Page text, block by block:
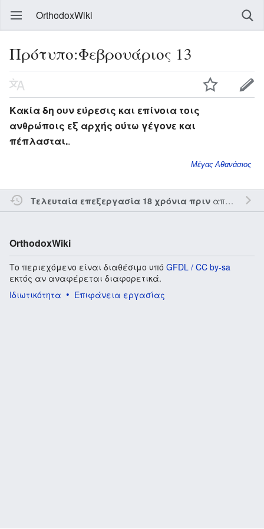
OrthodoxWiki
Πρότυπο:Φεβρουάριος 13
Κακία δη ουν εύρεσις και επίνοια τοις
ανθρώποις εξ αρχής ούτω γέγονε και
πέπλασται..
Μέγας Αθανάσιος
Τελευταία επεξεργασία 18 χρόνια πριναπό τον την
OrthodoxWiki
Το περιεχόμενο είναι διαθέσιμο υπό GFDL / CC by-sa
εκτός αν αναφέρεται διαφορετικά.
Ιδιωτικότητα
Επιφάνεια εργασίας